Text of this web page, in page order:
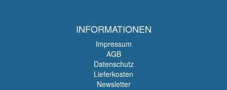
INFORMATIONEN
Impressum
AGB
Datenschutz
Lieferkosten
Newsletter